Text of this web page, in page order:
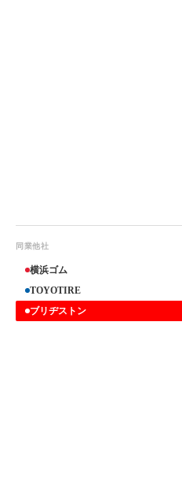
同業他社
横浜ゴム
TOYOTIRE
ブリヂストン